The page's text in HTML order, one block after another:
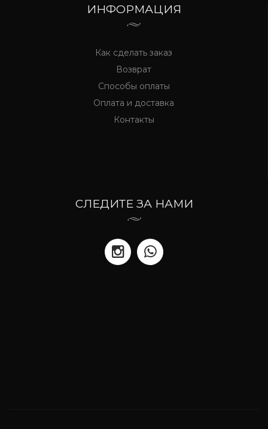
ИНФОРМАЦИЯ
Как сделать заказ
Возврат
Способы оплаты
Оплата и доставка
Контакты
СЛЕДИТЕ ЗА НАМИ